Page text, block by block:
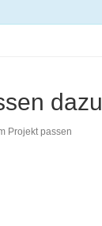
dazu
Projekt passen